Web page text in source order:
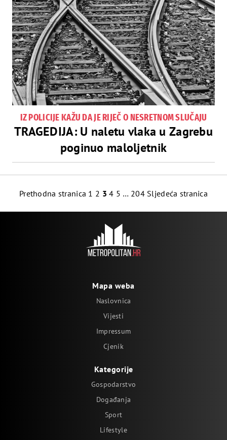
IZ POLICIJE KAŽU DA JE RIJEČ O NESRETNOM SLUČAJU
TRAGEDIJA: U naletu vlaka u Zagrebu
poginuo maloljetnik
Prethodna stranica 1 2 3 4 5 … 204 Sljedeća stranica
Mapa weba
Naslovnica
Vijesti
Impressum
Cjenik
Kategorije
Gospodarstvo
Događanja
Sport
Lifestyle